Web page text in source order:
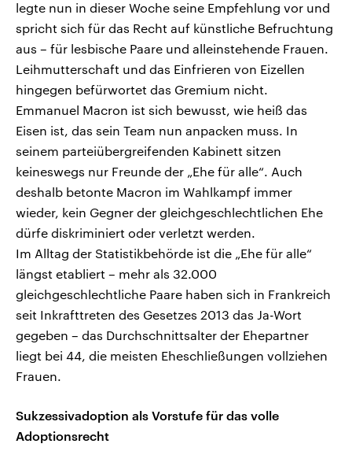
legte nun in dieser Woche seine Empfehlung vor und
spricht sich für das Recht auf künstliche Befruchtung
aus – für lesbische Paare und alleinstehende Frauen.
Leihmutterschaft und das Einfrieren von Eizellen
hingegen befürwortet das Gremium nicht.
Emmanuel Macron ist sich bewusst, wie heiß das
Eisen ist, das sein Team nun anpacken muss. In
seinem parteiübergreifenden Kabinett sitzen
keineswegs nur Freunde der „Ehe für alle“. Auch
deshalb betonte Macron im Wahlkampf immer
wieder, kein Gegner der gleichgeschlechtlichen Ehe
dürfe diskriminiert oder verletzt werden.
Im Alltag der Statistikbehörde ist die „Ehe für alle“
längst etabliert – mehr als 32.000
gleichgeschlechtliche Paare haben sich in Frankreich
seit Inkrafttreten des Gesetzes 2013 das Ja-Wort
gegeben – das Durchschnittsalter der Ehepartner
liegt bei 44, die meisten Eheschließungen vollziehen
Frauen.
Sukzessivadoption als Vorstufe für das volle
Adoptionsrecht